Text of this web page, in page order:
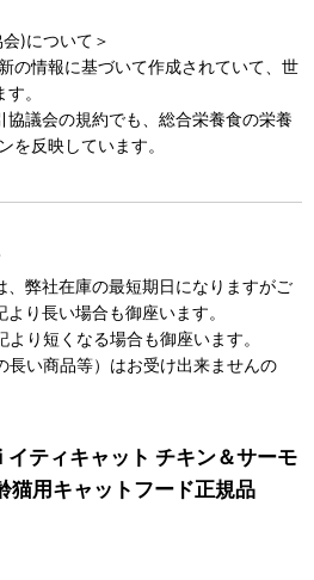
)について＞
の情報に基づいて作成されていて、世
。
協議会の規約でも、総合栄養食の栄養
を反映しています。
、弊社在庫の最短期日になりますがご
り長い場合も御座います。
り短くなる場合も御座います。
い商品等）はお受け出来ませんの
ティキャット チキン＆サーモ
用キャットフード正規品